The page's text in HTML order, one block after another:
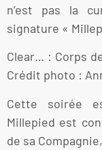
n’est pas la
signature «
Clear… : Corps
Crédit photo :
Cette soirée
Millepied est
de sa